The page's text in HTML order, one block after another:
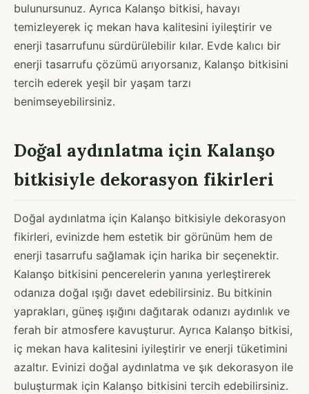
bulunursunuz. Ayrıca Kalanşo bitkisi, havayı
temizleyerek iç mekan hava kalitesini iyileştirir ve
enerji tasarrufunu sürdürülebilir kılar. Evde kalıcı bir
enerji tasarrufu çözümü arıyorsanız, Kalanşo bitkisini
tercih ederek yeşil bir yaşam tarzı
benimseyebilirsiniz.
Doğal aydınlatma için Kalanşo
bitkisiyle dekorasyon fikirleri
Doğal aydınlatma için Kalanşo bitkisiyle dekorasyon
fikirleri, evinizde hem estetik bir görünüm hem de
enerji tasarrufu sağlamak için harika bir seçenektir.
Kalanşo bitkisini pencerelerin yanına yerleştirerek
odanıza doğal ışığı davet edebilirsiniz. Bu bitkinin
yaprakları, güneş ışığını dağıtarak odanızı aydınlık ve
ferah bir atmosfere kavuşturur. Ayrıca Kalanşo bitkisi,
iç mekan hava kalitesini iyileştirir ve enerji tüketimini
azaltır. Evinizi doğal aydınlatma ve şık dekorasyon ile
buluşturmak için Kalanşo bitkisini tercih edebilirsiniz.